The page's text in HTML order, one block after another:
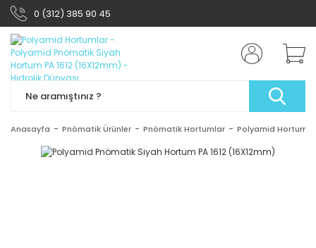
0 (312) 385 90 45
Anasayfa Pnömatik Ürünler Pnömatik Hortumlar Polyamid